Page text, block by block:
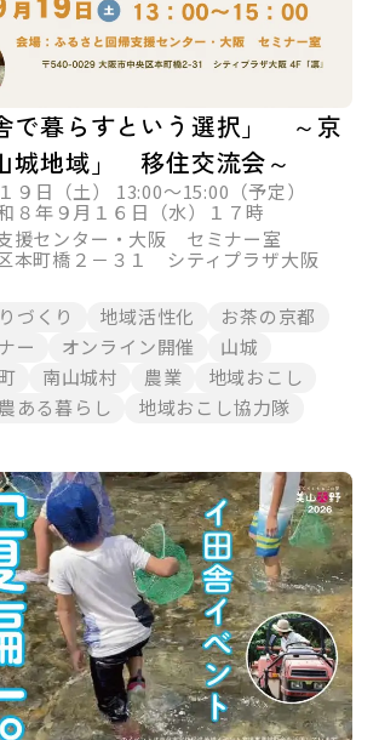
で暮らすという選択」 ～京
城地域」 移住交流会～
９日（土） 13:00～15:00（予定）
８年９月１６日（水）１７時
援センター・大阪 セミナー室
区本町橋２－３１ シティプラザ大阪
づくり 地域活性化
お茶の京都
ー オンライン開催
山城
南山城村 農業
地域おこし
農ある暮らし 地域おこし協力隊